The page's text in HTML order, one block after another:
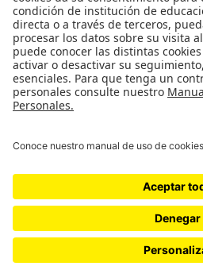
BOGOTÁ, COLOMBIA
NEWSLETTER